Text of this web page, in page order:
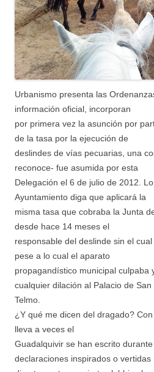
Urbanismo presenta las
información oficial, incorporan
por primera vez la asunción por
de la tasa por la ejecución de
deslindes de vías pecuarias, una
reconoce- fue asumida por esta
Delegación el 6 de julio de 2012.
Ayuntamiento diga que aplicará la
misma tasa que cobraba la Junta
desde hace 14 meses el
responsable del deslinde sin el
pese a lo cual el aparato
propagandístico municipal culpaba
cualquier dilación al Palacio de San
Telmo.
¿Y qué me dicen del dragado?
lleva a veces el
Guadalquivir se han escrito
declaraciones inspirados o vertidas